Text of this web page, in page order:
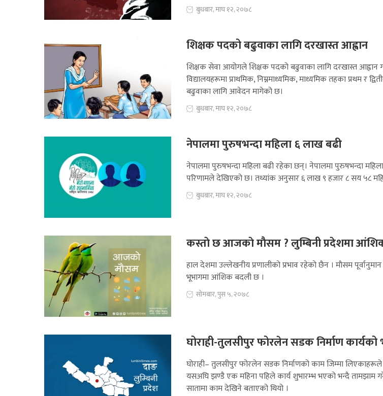
बुधबार, माघ १२, २०७८
शिक्षक पदको बढुवाका लागि दरखास्त आह्वान
शिक्षक सेवा आयोगले शिक्षक पदको बढुवाका लागि दरखास्त
विद्यालयहरूमा प्राथमिक, निम्नमाध्यमिक, माध्यमिक तहका प्रथम र
बढुवाका लागि आवेदन मागेको छ।
बुधबार, माघ १२, २०७८
नेपालमा पुरुषभन्दा महिला ६ लाख बढी
नेपालमा पुरुषभन्दा महिला बढी रहेका छन्। नेपालमा पुरुषभन्दा
परिणामले देखिएको छ। तथ्यांक अनुसार ६ लाख ९ हजार ८ सय ५८
बुधबार, माघ १२, २०७८
कस्ताे छ आजकाे माैसम ? लुम्बिनी प्रदेशमा
हाल देशमा उल्लेखनीय प्रणालीको प्रभाव रहेको छैन । माैसम
भूभागमा आंशिक बदली छ ।
सोमबार, पुस ५, २०७८
घोराही-तुलसीपुर फोरलेन सडक निर्माण
घोराही– तुलसीपुर फोरलेन सडक निर्माणको काम जिम्मा
यसअघि झण्डै एक महिना पहिले कार्य शुभारम्भ भएको भन्दै तामझाम
सातामा काम देखिने बताएको थियो ।